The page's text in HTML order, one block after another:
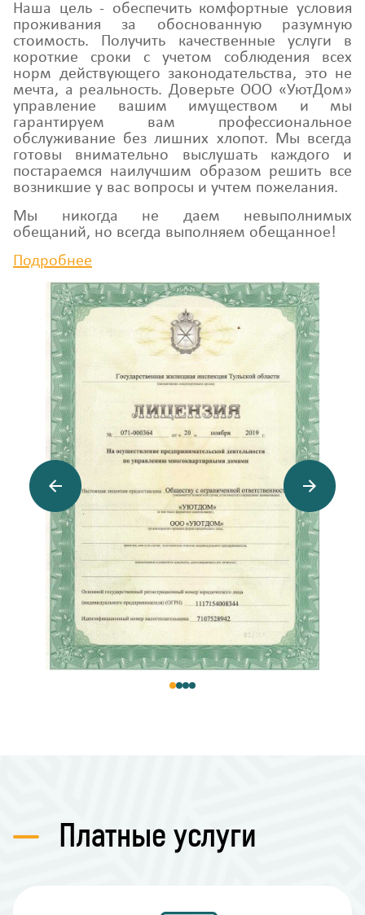
Наша цель - обеспечить комфортные условия
проживания за обоснованную разумную
стоимость. Получить качественные услуги в
короткие сроки с учетом соблюдения всех
норм действующего законодательства, это не
мечта, а реальность. Доверьте ООО «УютДом»
управление вашим имуществом и мы
гарантируем вам профессиональное
обслуживание без лишних хлопот. Мы всегда
готовы внимательно выслушать каждого и
постараемся наилучшим образом решить все
возникшие у вас вопросы и учтем пожелания.
Мы никогда не даем невыполнимых
обещаний, но всегда выполняем обещанное!
Подробнее
Платные услуги